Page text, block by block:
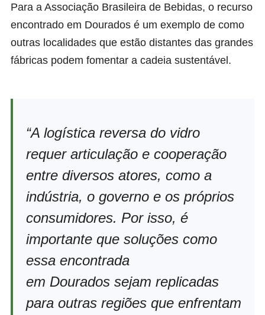
Para a Associação Brasileira de Bebidas, o recurso
encontrado em Dourados é um exemplo de como
outras localidades que estão distantes das grandes
fábricas podem fomentar a cadeia sustentável.
“A logística reversa do vidro
requer articulação e cooperação
entre diversos atores, como a
indústria, o governo e os próprios
consumidores. Por isso, é
importante que soluções como
essa encontrada
em Dourados sejam replicadas
para outras regiões que enfrentam